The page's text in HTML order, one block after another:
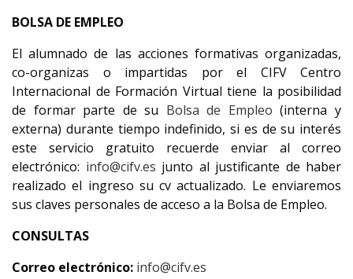
BOLSA DE EMPLEO
El alumnado de las acciones formativas organizadas,
co-organizas o impartidas por el CIFV Centro
Internacional de Formación Virtual tiene la posibilidad
de formar parte de su Bolsa de Empleo (interna y
externa) durante tiempo indefinido, si es de su interés
este servicio gratuito recuerde enviar al correo
electrónico: info@cifv.es junto al justificante de haber
realizado el ingreso su cv actualizado. Le enviaremos
sus claves personales de acceso a la Bolsa de Empleo.
CONSULTAS
Correo electrónico: info@cifv.es